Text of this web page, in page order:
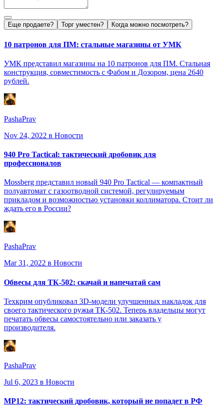
Еще продаете? Торг уместен? Когда можно посмотреть?
10 патронов для ПМ: стальные магазины от УМК
УМК представил магазины на 10 патронов для ПМ. Стальная
конструкция, совместимость с Фабом и Дозором, цена 2640
рублей.
PashaPrav
Nov 24, 2022 в Новости
940 Pro Tactical: тактический дробовик для
профессионалов
Mossberg представил новый 940 Pro Tactical — компактный
полуавтомат с газоотводной системой, регулируемым
прикладом и возможностью установки коллиматора. Стоит ли
ждать его в России?
PashaPrav
Mar 31, 2022 в Новости
Обвесы для ТК-502: скачай и напечатай сам
Техкрим опубликовал 3D-модели улучшенных накладок для
своего тактического ружья ТК-502. Теперь владельцы могут
печатать обвесы самостоятельно или заказать у
производителя.
PashaPrav
Jul 6, 2023 в Новости
MP12: тактический дробовик, который не попадет в РФ